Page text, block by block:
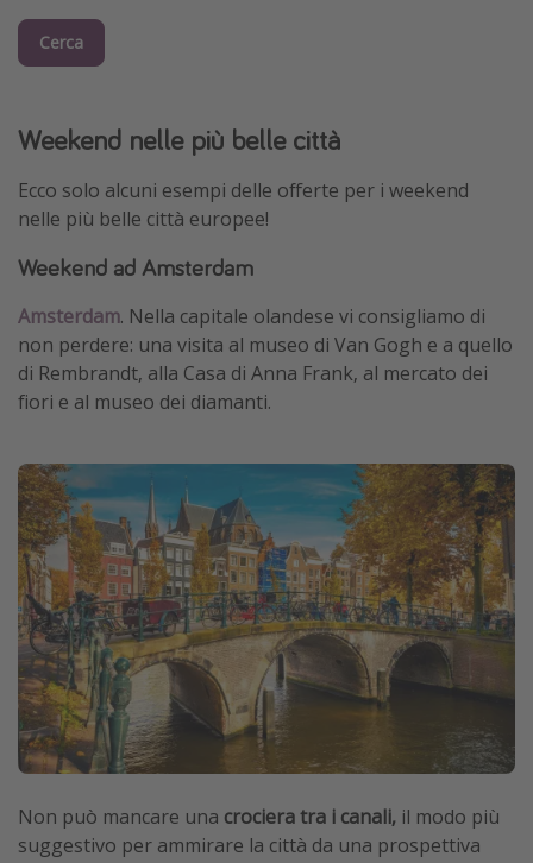
Cerca
Weekend nelle più belle città
Ecco solo alcuni esempi delle offerte per i weekend
nelle più belle città europee!
Weekend ad Amsterdam
Amsterdam. Nella capitale olandese vi consigliamo di
non perdere: una visita al museo di Van Gogh e a quello
di Rembrandt, alla Casa di Anna Frank, al mercato dei
fiori e al museo dei diamanti.
Non può mancare una crociera tra i canali, il modo più
suggestivo per ammirare la città da una prospettiva